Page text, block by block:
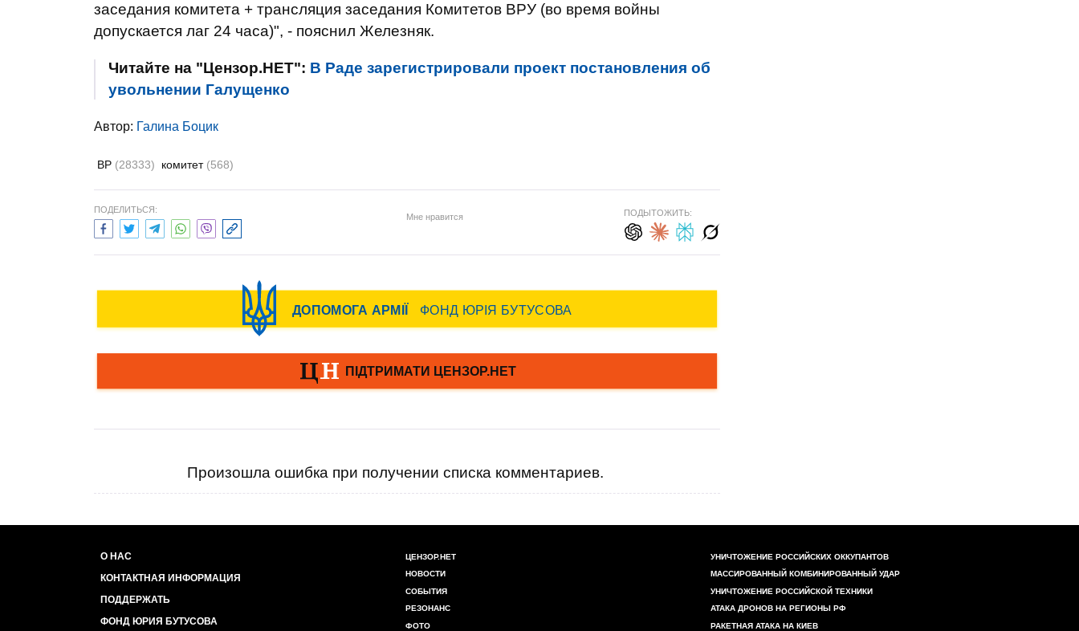
заседания комитета + трансляция заседания Комитетов ВРУ (во время войны
допускается лаг 24 часа)", - пояснил Железняк.
Читайте на "Цензор.НЕТ": В Раде зарегистрировали проект постановления об
увольнении Галущенко
Автор: Галина Боцик
ВР (28333) комитет (568)
ПОДЕЛИТЬСЯ:
Мне нравится ПОДЫТОЖИТЬ:
Произошла ошибка при получении списка комментариев.
О НАС
КОНТАКТНАЯ ИНФОРМАЦИЯ
ПОДДЕРЖАТЬ
ФОНД ЮРИЯ БУТУСОВА
ЦЕНЗОР.НЕТ
НОВОСТИ
СОБЫТИЯ
РЕЗОНАНС
ФОТО
УНИЧТОЖЕНИЕ РОССИЙСКИХ ОККУПАНТОВ
МАССИРОВАННЫЙ КОМБИНИРОВАННЫЙ УДАР
УНИЧТОЖЕНИЕ РОССИЙСКОЙ ТЕХНИКИ
АТАКА ДРОНОВ НА РЕГИОНЫ РФ
РАКЕТНАЯ АТАКА НА КИЕВ